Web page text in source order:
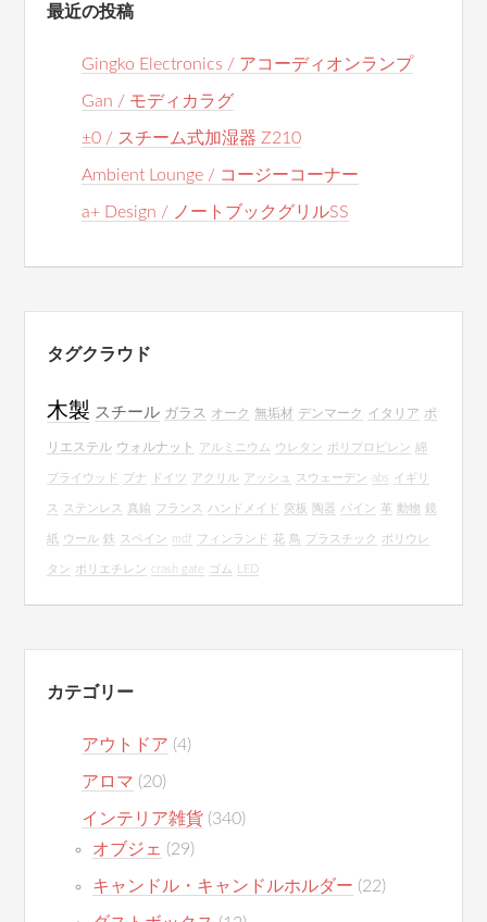
最近の投稿
Gingko Electronics / アコーディオンランプ
Gan / モディカラグ
±0 / スチーム式加湿器 Z210
Ambient Lounge / コージーコーナー
a+ Design / ノートブックグリルSS
タグクラウド
木製 スチール ガラス オーク 無垢材 デンマーク イタリア ポ
リエステル ウォルナット アルミニウム ウレタン ポリプロピレン 綿
プライウッド ブナ ドイツ アクリル アッシュ スウェーデン abs イギリ
ス ステンレス 真鍮 フランス ハンドメイド 突板 陶器 パイン 革 動物 鏡
紙 ウール 鉄 スペイン mdf フィンランド 花 鳥 プラスチック ポリウレ
タン ポリエチレン crash gate ゴム LED
カテゴリー
アウトドア (4)
アロマ (20)
インテリア雑貨 (340)
オブジェ (29)
キャンドル・キャンドルホルダー (22)